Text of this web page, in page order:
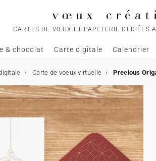
CARTES DE VŒUX ET PAPETERIE DÉDIÉES
& chocolat Carte digitale Calendrier
Carte de voeux virtuelle Precious